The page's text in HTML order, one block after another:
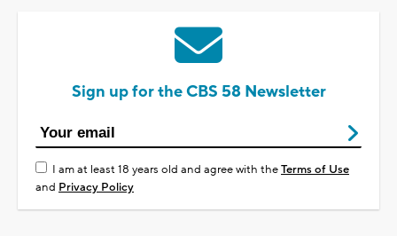
Sign up for the CBS 58 Newsletter
I am at least 18 years old and agree with theTerms of Use
and Privacy Policy